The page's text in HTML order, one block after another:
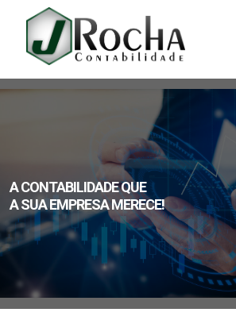
A CONTABILIDADE QUE
A SUA EMPRESA MERECE!